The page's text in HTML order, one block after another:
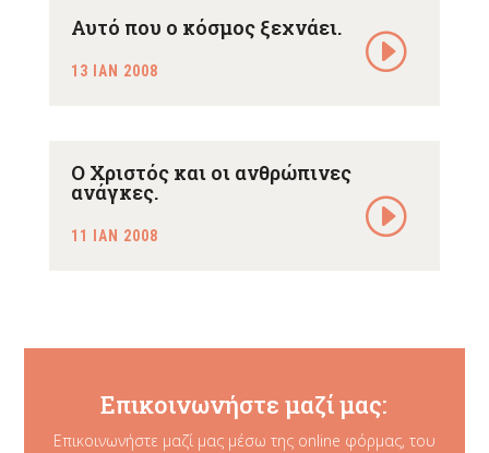
Αυτό που ο κόσμος ξεχνάει.
13 ΙΑΝ 2008
Ο Χριστός και οι ανθρώπινες
ανάγκες.
11 ΙΑΝ 2008
Επικοινωνήστε μαζί μας:
Επικοινωνήστε μαζί μας μέσω της online φόρμας, του